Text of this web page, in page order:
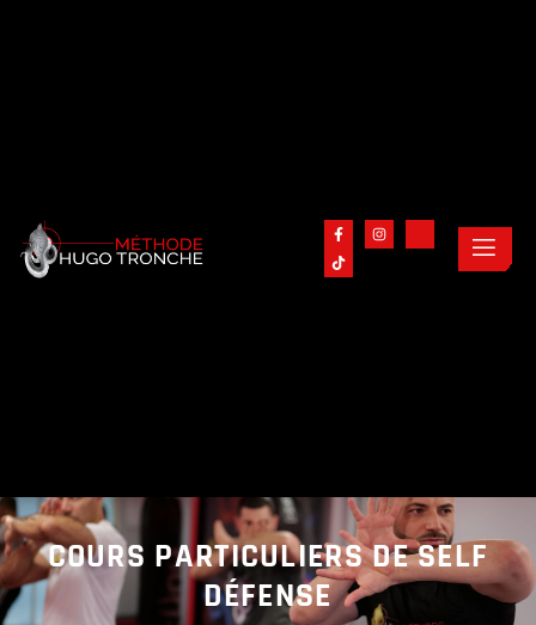
COURS PARTICULIERS DE SELF
DÉFENSE